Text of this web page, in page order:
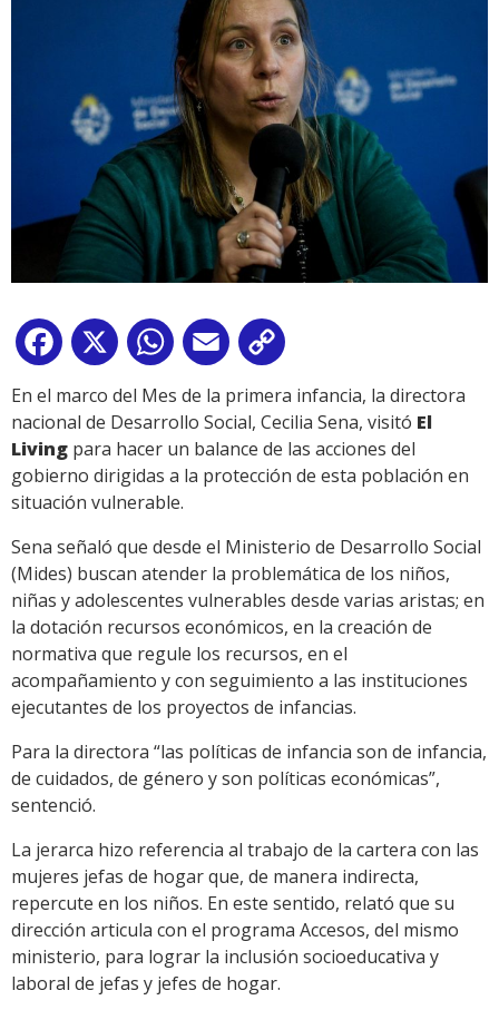
Facebook
X WhatsApp
Email
Link
En el marco del Mes de la primera infancia, la directora
nacional de Desarrollo Social, Cecilia Sena, visitó El
Living para hacer un balance de las acciones del
gobierno dirigidas a la protección de esta población en
situación vulnerable.
Sena señaló que desde el Ministerio de Desarrollo Social
(Mides) buscan atender la problemática de los niños,
niñas y adolescentes vulnerables desde varias aristas; en
la dotación recursos económicos, en la creación de
normativa que regule los recursos, en el
acompañamiento y con seguimiento a las instituciones
ejecutantes de los proyectos de infancias.
Para la directora “las políticas de infancia son de infancia,
de cuidados, de género y son políticas económicas”,
sentenció.
La jerarca hizo referencia al trabajo de la cartera con las
mujeres jefas de hogar que, de manera indirecta,
repercute en los niños. En este sentido, relató que su
dirección articula con el programa Accesos, del mismo
ministerio, para lograr la inclusión socioeducativa y
laboral de jefas y jefes de hogar.